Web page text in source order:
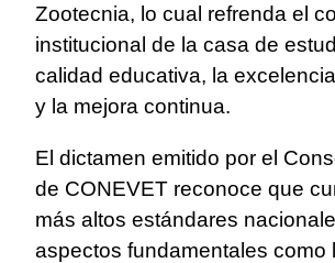
Zootecnia, lo cual refrenda el
institucional de la casa de
calidad educativa, la
y la mejora continua.
El dictamen emitido por el
de CONEVET reconoce que
más altos estándares
aspectos fundamentales como